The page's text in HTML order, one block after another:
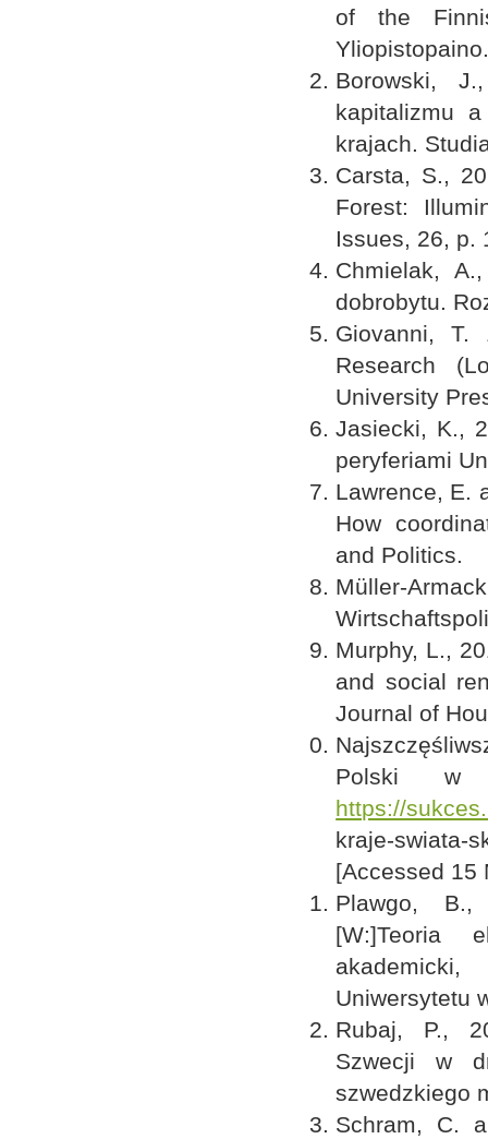
of the
Borowski,
kapitalizmu
krajach.
Carsta, S.,
Forest:
Issues, 26, p.
Chmielak,
dobrobytu.
Giovanni, T.
Research
University
Jasiecki, K.,
peryferiami
Lawrence, E.
How
and Politics.
Müller-
Murphy, L.,
and social
Journal of
Polski w
https://
kraje-swiata-
[Accessed 15
Plawgo, B.,
[W:]Teoria
Uniwersytetu
Rubaj, P.,
Szwecji w
szwedzkiego
Schram, C.